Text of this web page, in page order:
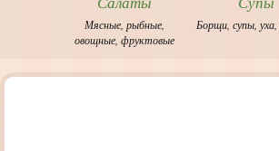
Мясные ,рыбные
овощные ,фруктовые
Борщи ,супы ,уха